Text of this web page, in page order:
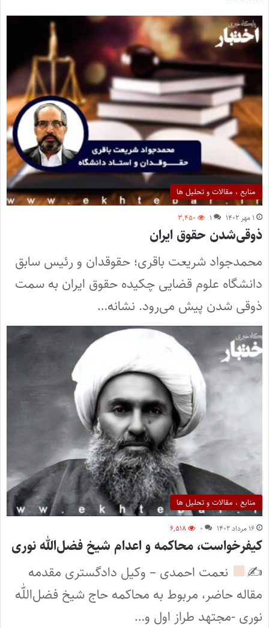
منابع ، مقالات و تحلیل ها
۱ مهر ۱۴۰۲ ۱ ۳,۴۵۰
ذوقی‌شدن حقوق ایران
محمدجواد شریعت باقری؛ حقوقدان و رئیس سابق
دانشگاه علوم قضایی چکیده حقوق ایران به سمت
ذوقی شدن پیش می‌رود. نشانه…
منابع ، مقالات و تحلیل ها
۱۶ مرداد ۱۴۰۲ ۰ ۶,۵۱۸
کیفرخواست، محاکمه و اعدام‌ شیخ فضل‌الله نوری
✍
نعمت احمدی – وکیل دادگستری مقدمه
مقاله حاضر، مربوط به محاکمه حاج شیخ فضل‌اللّٰه
نوری -مجتهد طراز اول و…